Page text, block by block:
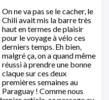
On ne va pas se le cacher, le
Chili avait mis la barre très
haut en termes de plaisir
pour le voyage à vélo ces
derniers temps. Eh bien,
malgré ça, on a quand même
réussi à prendre une bonne
claque sur ces deux
premières semaines au
Paraguay ! Comme nous